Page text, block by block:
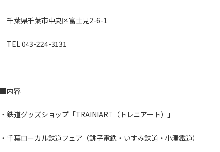
千葉県千葉市中央区富士見2-6-1
TEL 043-224-3131
■内容
・鉄道グッズショップ「TRAINIART（トレニアート）」
・千葉ローカル鉄道フェア（銚子電鉄・いすみ鉄道・小湊鐵道）